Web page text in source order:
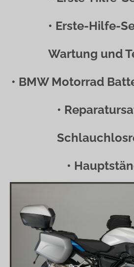
• Erste-Hilfe-
Wartung und
• BMW Motorrad
•
•